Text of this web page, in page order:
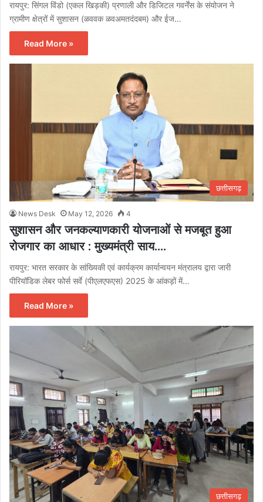
रायपुर: सिंगल विंडो (एकल खिड़की) प्रणाली और डिजिटल गवर्नेंस के संयोजन ने
ग्रामीण क्षेत्रों में सुशासन (ळववक ळवअमतदंदबम) और ईज…
Read More »
छत्तीसगढ़
News Desk May 12, 2026 4
सुशासन और जनकल्याणकारी योजनाओं से मजबूत हुआ
रोजगार का आधार : मुख्यमंत्री साय….
रायपुर: भारत सरकार के सांख्यिकी एवं कार्यक्रम कार्यान्वयन मंत्रालय द्वारा जारी
पीरियॉडिक लेबर फोर्स सर्वे (पीएलएफएस) 2025 के आंकड़ों में…
Read More »
छत्तीसगढ़